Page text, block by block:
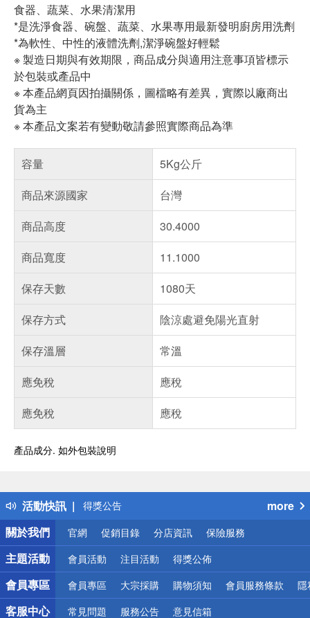
食器、蔬菜、水果清潔用
*是洗淨食器、碗盤、蔬菜、水果專用最新發明廚房用洗劑
*為軟性、中性的液體洗劑,潔淨碗盤好輕鬆
※ 製造日期與有效期限，商品成分與適用注意事項皆標示
於包裝或產品中
※ 本產品網頁因拍攝關係，圖檔略有差異，實際以廠商出
貨為主
※ 本產品文案若有變動敬請參照實際商品為準
容量
5Kg公斤
商品來源國家
台灣
商品高度
30.4000
商品寬度
11.1000
保存天數
1080天
保存方式
陰涼處避免陽光直射
保存溫層
常溫
應免稅
應稅
應免稅
應稅
產品成分. 如外包裝說明
活動快訊
得獎公告
熱門話題
銀行優惠
偏遠地區配送
詐騙網頁！請小心！
more
關於我們
官網 促銷目錄 分店資訊 保險服務
主題活動 會員活動 注目活動 得獎公佈
會員專區 會員專區 大宗採購 購物須知 會員服務條款 隱
客服中心 常見問題 服務公告 意見信箱